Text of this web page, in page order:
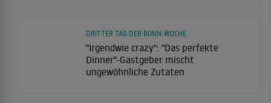
"Irgendwie crazy": "Das perfekte
Dinner"-Gastgeber mischt
ungewöhnliche Zutaten
DRITTER TAG DER BONN-WOCHE